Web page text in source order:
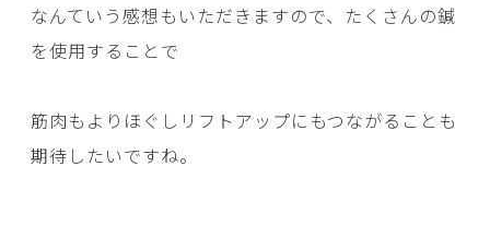
なんていう感想もいただきますので、たくさんの鍼
を使用することで
筋肉もよりほぐしリフトアップにもつながることも
期待したいですね。